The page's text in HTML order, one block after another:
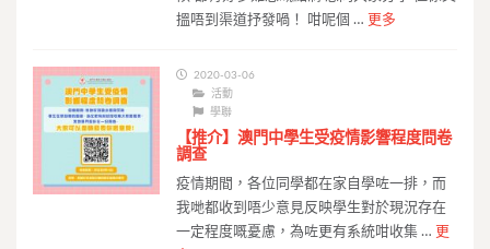
搵唔到渠道抒發喎！ 咁呢個 … 更多
2020-03-06
活動
學聯
【推介】澳門中學生受疫情影響程度問卷
調查
疫情期間，各位同學都在家自學咗一排，而
我哋都收到唔少意見反映學生對於現況存在
一定程度嘅憂慮，為咗更有系統咁收集 … 更